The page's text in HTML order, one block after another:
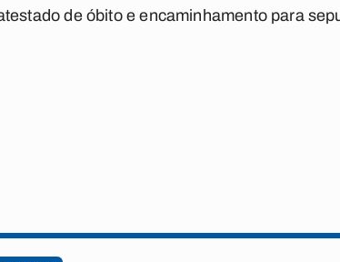
de óbito e encaminhamento para